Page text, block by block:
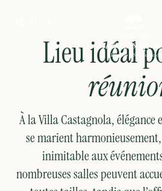
Lieu idéal
À la Villa Castagnola, élégance
se marient
inimitable aux
nombreuses salles peuvent